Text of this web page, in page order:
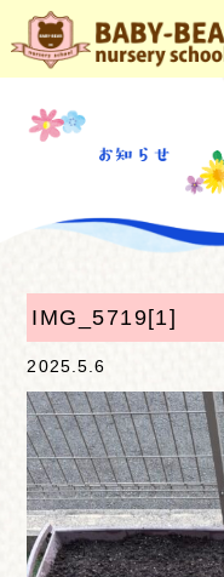
IMG_5719[1]
2025.5.6